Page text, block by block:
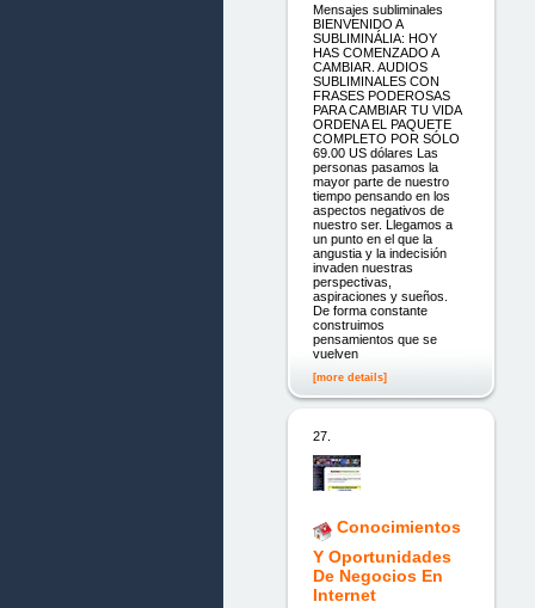
Mensajes subliminales
BIENVENIDO A
SUBLIMINÁLIA: HOY
HAS COMENZADO A
CAMBIAR. AUDIOS
SUBLIMINALES CON
FRASES PODEROSAS
PARA CAMBIAR TU VIDA
ORDENA EL PAQUETE
COMPLETO POR SÓLO
69.00 US dólares Las
personas pasamos la
mayor parte de nuestro
tiempo pensando en los
aspectos negativos de
nuestro ser. Llegamos a
un punto en el que la
angustia y la indecisión
invaden nuestras
perspectivas,
aspiraciones y sueños.
De forma constante
construimos
pensamientos que se
vuelven
[more details]
27.
Conocimientos
Y Oportunidades
De Negocios En
Internet